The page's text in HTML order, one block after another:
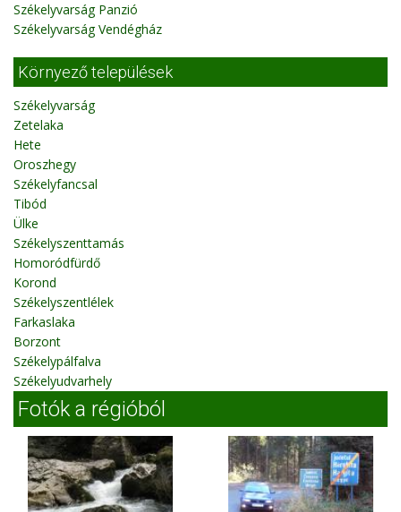
Székelyvarság Panzió
Székelyvarság Vendégház
Környező települések
Székelyvarság
Zetelaka
Hete
Oroszhegy
Székelyfancsal
Tibód
Ülke
Székelyszenttamás
Homoródfürdő
Korond
Székelyszentlélek
Farkaslaka
Borzont
Székelypálfalva
Székelyudvarhely
Fotók a régióból